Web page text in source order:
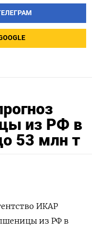
из РФ в
53 млн т
ИКАР
из РФ в